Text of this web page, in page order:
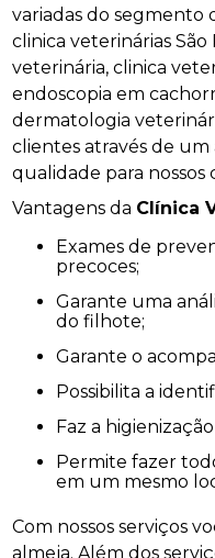
variadas do segmento
clinica veterinárias
veterinária, clinica
endoscopia em
dermatologia
clientes através de
qualidade para nossos
Vantagens da Clínica
Exames de prevenção e os diagnósticos
precoces;
Garante uma análise do estado geral de saúde
do filhote;
Garante o
Possibilita a
Faz a
Permite fazer todos os exames e procedimentos
em um mesmo
Com nossos serviços
almeja. Além dos